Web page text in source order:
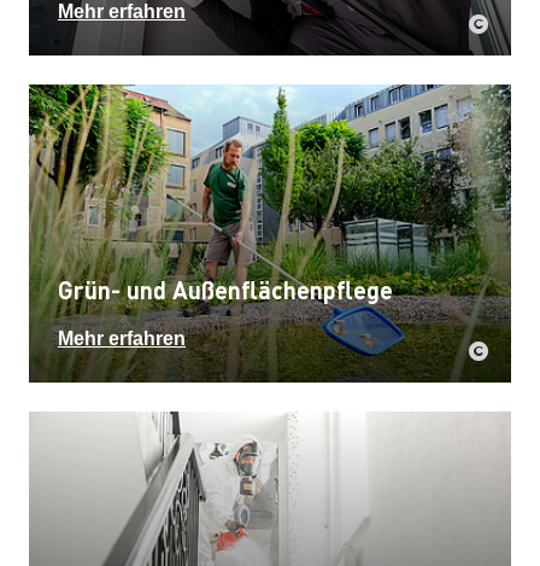
Mehr erfahren
Grün- und Außenflächenpflege
Mehr erfahren